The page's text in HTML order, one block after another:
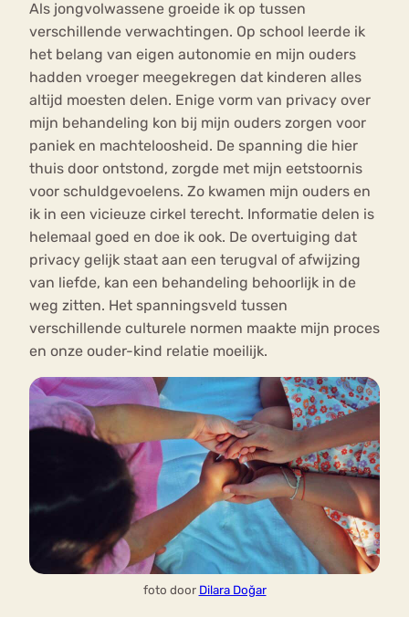
Als jongvolwassene groeide ik op tussen
verschillende verwachtingen. Op school leerde ik
het belang van eigen autonomie en mijn ouders
hadden vroeger meegekregen dat kinderen alles
altijd moesten delen. Enige vorm van privacy over
mijn behandeling kon bij mijn ouders zorgen voor
paniek en machteloosheid. De spanning die hier
thuis door ontstond, zorgde met mijn eetstoornis
voor schuldgevoelens. Zo kwamen mijn ouders en
ik in een vicieuze cirkel terecht. Informatie delen is
helemaal goed en doe ik ook. De overtuiging dat
privacy gelijk staat aan een terugval of afwijzing
van liefde, kan een behandeling behoorlijk in de
weg zitten. Het spanningsveld tussen
verschillende culturele normen maakte mijn proces
en onze ouder-kind relatie moeilijk.
foto door Dilara Doğar